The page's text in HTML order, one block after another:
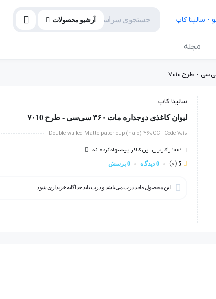
آرشیو محصولات
مجله
سالینا کاپ
لیوان کاغذی دوجداره مات ۳۶۰ سی‌سی - طرح ۷۰10
Double-walled Matte paper cup (halo) 360CC - Code 7010
100٪ از کاربران، این کالا را پیشنهاد کرده اند.
5
(0) 0 دیدگاه 0 پرسش
این محصول فاقد درب می‌باشد و درب باید جداگانه خریداری شود.